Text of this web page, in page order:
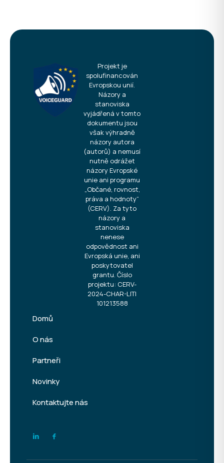
Projekt je
spolufinancován
Evropskou unií.
Názory a
stanoviska
vyjádřená v tomto
dokumentu jsou
však výhradně
názory autora
(autorů) a nemusí
nutně odrážet
názory Evropské
unie ani programu
„Občané, rovnost,
práva a hodnoty“
(CERV). Za tyto
názory a
stanoviska
nenese
odpovědnost ani
Evropská unie, ani
poskytovatel
grantu. Číslo
projektu: CERV-
2024-CHAR-LITI
101213588
Domů
O nás
Partneři
Novinky
Kontaktujte nás